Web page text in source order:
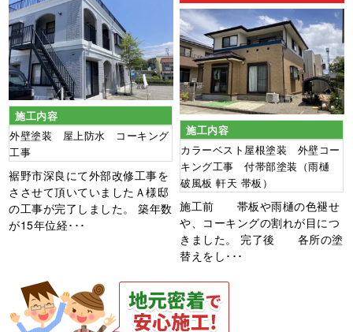
施工内容
外壁塗装 屋上防水 コーキング
工事
裾野市深良にて外部改修工事を
ささせて頂いていましたＡ様邸
の工事が完了しました。 築年数
が15年位経･･･
施工内容
カラーベスト屋根塗装 外壁コー
キング工事 付帯部塗装（雨樋
破風板 軒天 帯板）
施工前 帯板や雨樋の色褪せ
や、コーキングの割れが目につ
きました。 完了後 各所の塗
替えをし･･･